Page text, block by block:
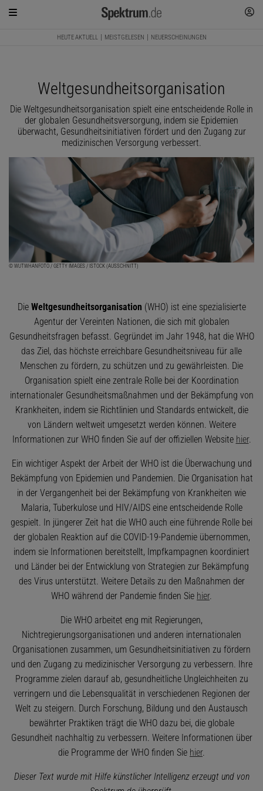
HEUTE AKTUELL MEISTGELESEN NEUERSCHEINUNGEN
Weltgesundheitsorganisation
Die Weltgesundheitsorganisation spielt eine entscheidende Rolle in
der globalen Gesundheitsversorgung, indem sie Epidemien
überwacht, Gesundheitsinitiativen fördert und den Zugang zur
medizinischen Versorgung verbessert.
© WUTWHANFOTO / GETTY IMAGES / ISTOCK (AUSSCHNITT)
Die Weltgesundheitsorganisation (WHO) ist eine spezialisierte
Agentur der Vereinten Nationen, die sich mit globalen
Gesundheitsfragen befasst. Gegründet im Jahr 1948, hat die WHO
das Ziel, das höchste erreichbare Gesundheitsniveau für alle
Menschen zu fördern, zu schützen und zu gewährleisten. Die
Organisation spielt eine zentrale Rolle bei der Koordination
internationaler Gesundheitsmaßnahmen und der Bekämpfung von
Krankheiten, indem sie Richtlinien und Standards entwickelt, die
von Ländern weltweit umgesetzt werden können. Weitere
Informationen zur WHO finden Sie auf der offiziellen Website hier.
Ein wichtiger Aspekt der Arbeit der WHO ist die Überwachung und
Bekämpfung von Epidemien und Pandemien. Die Organisation hat
in der Vergangenheit bei der Bekämpfung von Krankheiten wie
Malaria, Tuberkulose und HIV/AIDS eine entscheidende Rolle
gespielt. In jüngerer Zeit hat die WHO auch eine führende Rolle bei
der globalen Reaktion auf die COVID-19-Pandemie übernommen,
indem sie Informationen bereitstellt, Impfkampagnen koordiniert
und Länder bei der Entwicklung von Strategien zur Bekämpfung
des Virus unterstützt. Weitere Details zu den Maßnahmen der
WHO während der Pandemie finden Sie hier.
Die WHO arbeitet eng mit Regierungen,
Nichtregierungsorganisationen und anderen internationalen
Organisationen zusammen, um Gesundheitsinitiativen zu fördern
und den Zugang zu medizinischer Versorgung zu verbessern. Ihre
Programme zielen darauf ab, gesundheitliche Ungleichheiten zu
verringern und die Lebensqualität in verschiedenen Regionen der
Welt zu steigern. Durch Forschung, Bildung und den Austausch
bewährter Praktiken trägt die WHO dazu bei, die globale
Gesundheit nachhaltig zu verbessern. Weitere Informationen über
die Programme der WHO finden Sie hier.
Dieser Text wurde mit Hilfe künstlicher Intelligenz erzeugt und von